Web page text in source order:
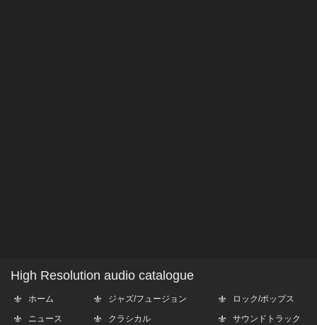
High Resolution audio catalogue
ホーム
ニュース
ジャズ/フュージョン
クラシカル
ロック/ポップス
サウンドトラック